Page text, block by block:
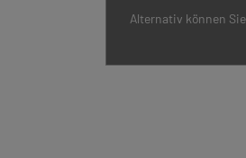
Alternativ können